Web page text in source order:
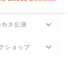
カス公演
ショップ